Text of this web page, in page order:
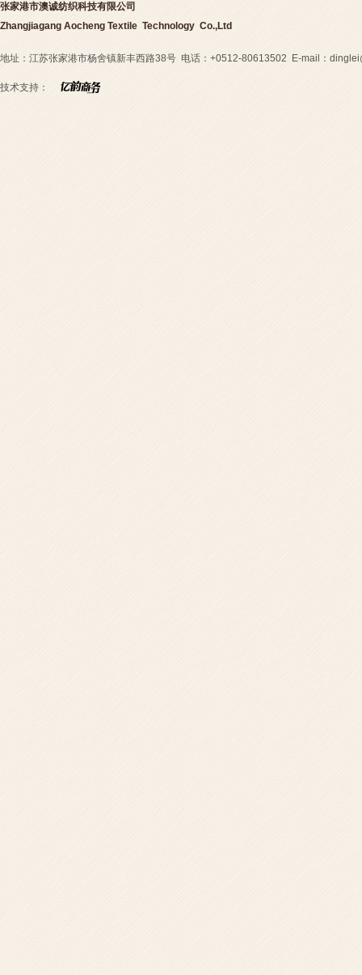
张家港市澳诚纺织科技有限公司
Zhangjiagang Aocheng Textile Technology Co.,Ltd
地址：江苏张家港市杨舍镇新丰西路38号 电话：+0512-80613502 E-mail：
技术支持：